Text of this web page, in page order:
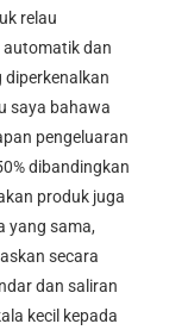
relau
automatik dan
saya bahawa
pengeluaran
dibandingkan
produk juga
yang sama,
secara
dan saliran
kecil kepada